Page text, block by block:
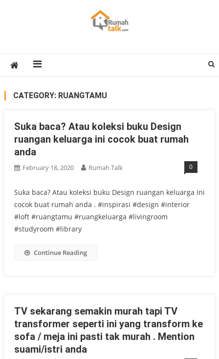
CATEGORY: RUANGTAMU
Suka baca? Atau koleksi buku Design
ruangan keluarga ini cocok buat rumah
anda
February 18, 2020 Rumah Talk 0
Suka baca? Atau koleksi buku Design ruangan keluarga ini
cocok buat rumah anda . #inspirasi #design #interior
#loft #ruangtamu #ruangkeluarga #livingroom
#studyroom #library
Continue Reading
TV sekarang semakin murah tapi TV
transformer seperti ini yang transform ke
sofa / meja ini pasti tak murah . Mention
suami/istri anda